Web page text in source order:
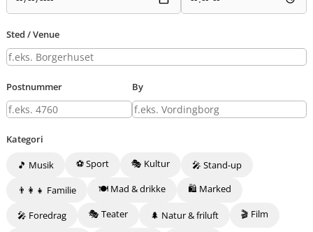
Sted / Venue
Postnummer By
Kategori
🎵 Musik ⚽ Sport 🎭 Kultur
🎤 Stand-up
👨‍👩‍👧 Familie
🍽️ Mad & drikke 🛍️ Marked
🎤 Foredrag 🎭 Teater 🌲 Natur & friluft 🎬 Film